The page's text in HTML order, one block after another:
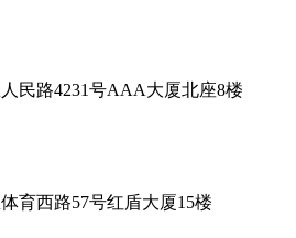
民路4231号AAA大厦北座8楼
育西路57号红盾大厦15楼